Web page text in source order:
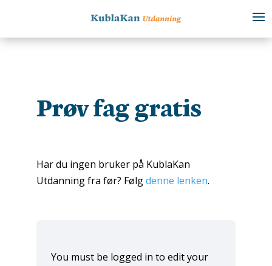
Prøv fag gratis
Har du ingen bruker på KublaKan
Utdanning fra før? Følgdenne lenken.
You must be logged in to edit your